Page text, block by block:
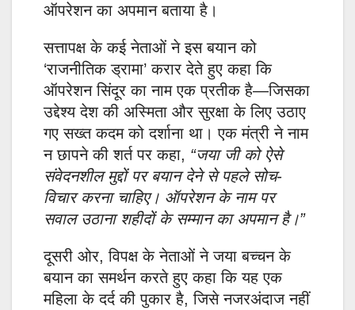
ऑपरेशन का अपमान बताया है।
सत्तापक्ष के कई नेताओं ने इस बयान को
‘राजनीतिक ड्रामा’ करार देते हुए कहा कि
ऑपरेशन सिंदूर का नाम एक प्रतीक है—जिसका
उद्देश्य देश की अस्मिता और सुरक्षा के लिए उठाए
गए सख्त कदम को दर्शाना था। एक मंत्री ने नाम
न छापने की शर्त पर कहा, “जया जी को ऐसे
संवेदनशील मुद्दों पर बयान देने से पहले सोच-
विचार करना चाहिए। ऑपरेशन के नाम पर
सवाल उठाना शहीदों के सम्मान का अपमान है।”
दूसरी ओर, विपक्ष के नेताओं ने जया बच्चन के
बयान का समर्थन करते हुए कहा कि यह एक
महिला के दर्द की पुकार है, जिसे नजरअंदाज नहीं